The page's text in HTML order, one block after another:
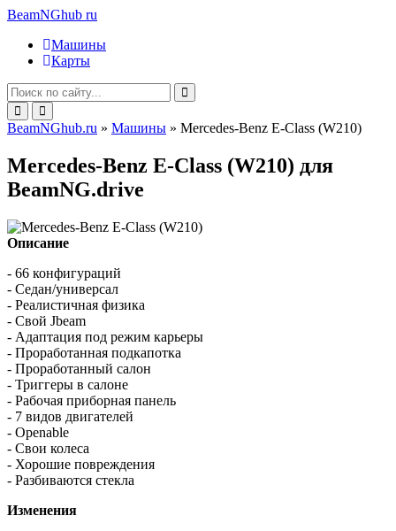
BeamNGhub ru
Машины
Карты
BeamNGhub.ru » Машины » Mercedes-Benz E-Class (W210)
Mercedes-Benz E-Class (W210) для
BeamNG.drive
Описание
- 66 конфигураций
- Седан/универсал
- Реалистичная физика
- Свой Jbeam
- Адаптация под режим карьеры
- Проработанная подкапотка
- Проработанный салон
- Триггеры в салоне
- Рабочая приборная панель
- 7 видов двигателей
- Openable
- Свои колеса
- Хорошие повреждения
- Разбиваются стекла
Изменения